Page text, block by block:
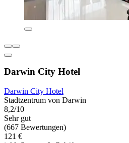
Darwin City Hotel
Darwin City Hotel
Stadtzentrum von Darwin
8,2/10
Sehr gut
(667 Bewertungen)
121 €